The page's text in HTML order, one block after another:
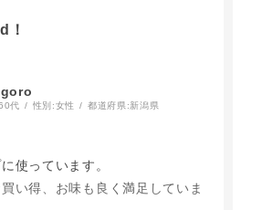
！
代 性別:女性 都道府県:新潟県
使っています。
い得、お味も良く満足していま